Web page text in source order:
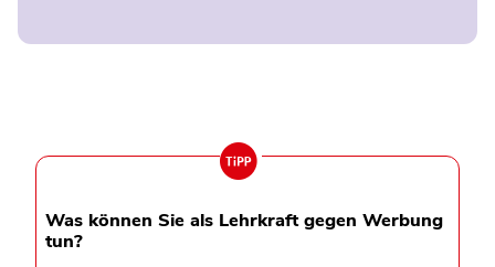
Was können Sie als Lehrkraft gegen Werbung
tun?